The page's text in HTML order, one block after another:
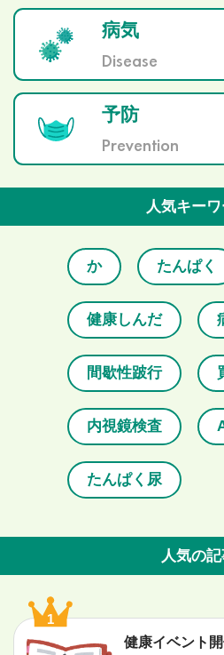
病気
Disease
予防
Prevention
人気キー
か たんぱく
健康しんだ
間歇性跛行
内視鏡検査
たんぱく尿
人気の
1
健康イベント